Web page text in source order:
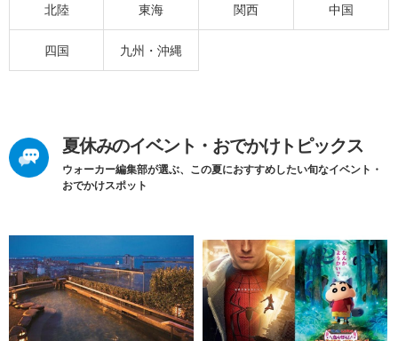
北陸 東海 関西 中国
四国 九州・沖縄
夏休みのイベント・おでかけトピックス
ウォーカー編集部が選ぶ、この夏におすすめしたい旬なイベント・
おでかけスポット